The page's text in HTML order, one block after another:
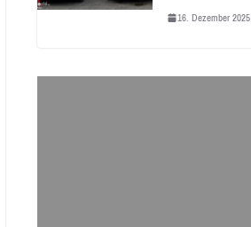
16. Dezember 2025